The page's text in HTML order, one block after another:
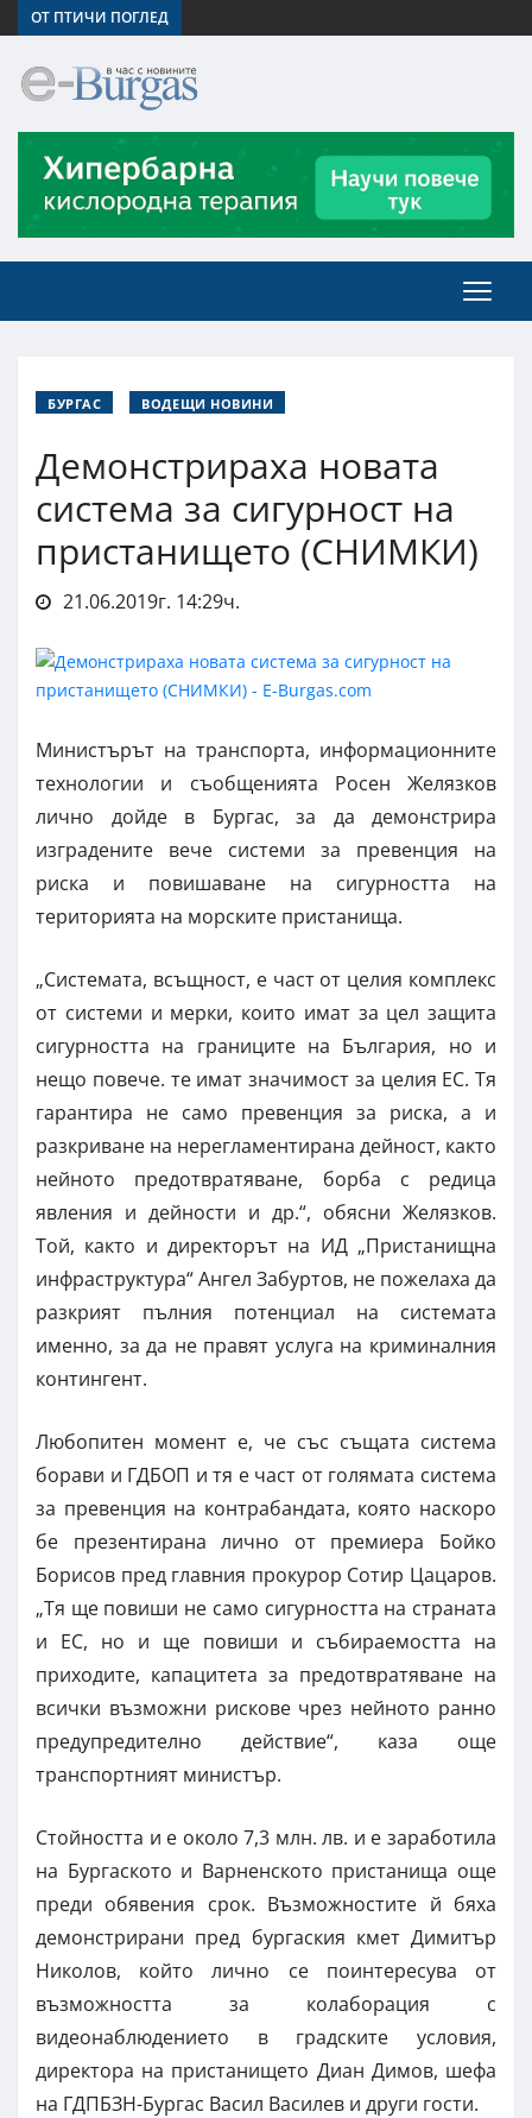
ОТ ПТИЧИ ПОГЛЕД
БУРГАС ВОДЕЩИ НОВИНИ
Демонстрираха новата
система за сигурност на
пристанището (СНИМКИ)
21.06.2019г. 14:29ч.
Министърът на транспорта, информационните
технологии и съобщенията Росен Желязков
лично дойде в Бургас, за да демонстрира
изградените вече системи за превенция на
риска и повишаване на сигурността на
територията на морските пристанища.
„Системата, всъщност, е част от целия комплекс
от системи и мерки, които имат за цел защита
сигурността на границите на България, но и
нещо повече. те имат значимост за целия ЕС. Тя
гарантира не само превенция за риска, а и
разкриване на нерегламентирана дейност, както
нейното предотвратяване, борба с редица
явления и дейности и др.“, обясни Желязков.
Той, както и директорът на ИД „Пристанищна
инфраструктура“ Ангел Забуртов, не пожелаха да
разкрият пълния потенциал на системата
именно, за да не правят услуга на криминалния
контингент.
Любопитен момент е, че със същата система
борави и ГДБОП и тя е част от голямата система
за превенция на контрабандата, която наскоро
бе презентирана лично от премиера Бойко
Борисов пред главния прокурор Сотир Цацаров.
„Тя ще повиши не само сигурността на страната
и ЕС, но и ще повиши и събираемостта на
приходите, капацитета за предотвратяване на
всички възможни рискове чрез нейното ранно
предупредително действие“, каза още
транспортният министър.
Стойността и е около 7,3 млн. лв. и е заработила
на Бургаското и Варненското пристанища още
преди обявения срок. Възможностите й бяха
демонстрирани пред бургаския кмет Димитър
Николов, който лично се поинтересува от
възможността за колаборация с
видеонаблюдението в градските условия,
директора на пристанището Диан Димов, шефа
на ГДПБЗН-Бургас Васил Василев и други гости.